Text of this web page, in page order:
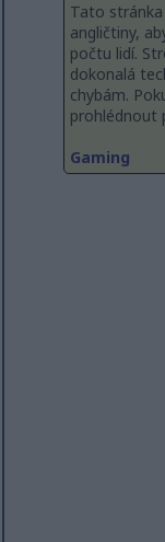
Tato
angličtiny,
počtu lidí.
dokonalá
chybám.
prohlédnout
Gaming